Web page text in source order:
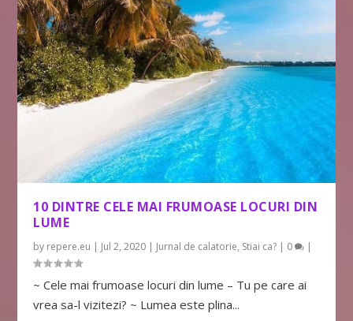
10 DINTRE CELE MAI FRUMOASE LOCURI DIN
LUME
by repere.eu | Jul 2, 2020 | Jurnal de calatorie, Stiai ca? | 0 |
~ Cele mai frumoase locuri din lume – Tu pe care ai
vrea sa-l vizitezi? ~ Lumea este plina...